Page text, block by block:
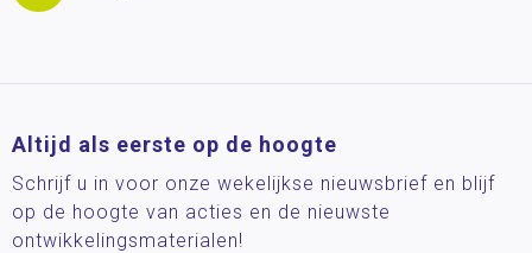
Altijd als eerste op de hoogte
Schrijf u in voor onze wekelijkse nieuwsbrief en blijf
op de hoogte van acties en de nieuwste
ontwikkelingsmaterialen!